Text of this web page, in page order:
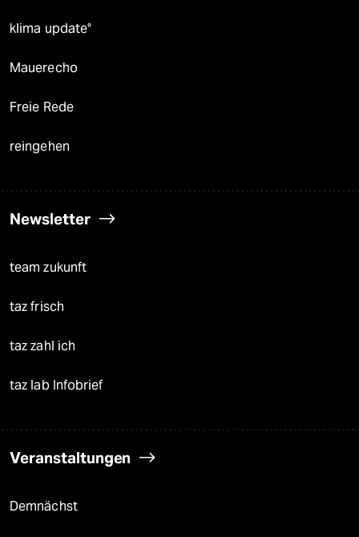
klima update°
Mauerecho
Freie Rede
reingehen
Newsletter
team zukunft
taz frisch
taz zahl ich
taz lab Infobrief
Veranstaltungen
Demnächst